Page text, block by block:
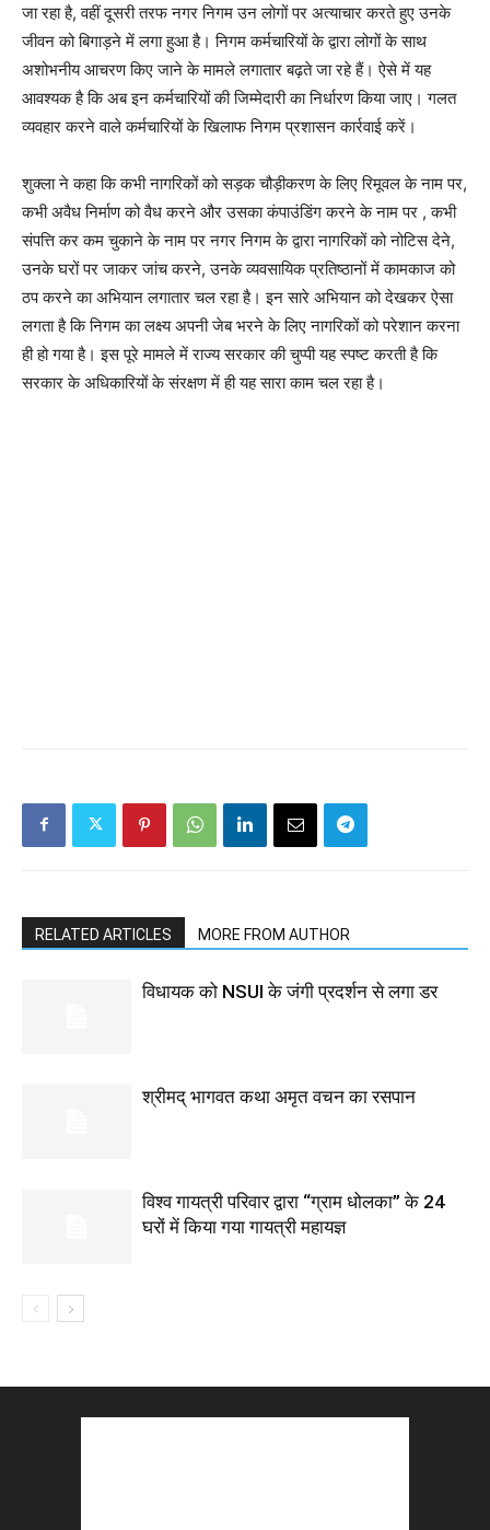
जा रहा है, वहीं दूसरी तरफ नगर निगम उन लोगों पर अत्याचार करते हुए उनके
जीवन को बिगाड़ने में लगा हुआ है। निगम कर्मचारियों के द्वारा लोगों के साथ
अशोभनीय आचरण किए जाने के मामले लगातार बढ़ते जा रहे हैं। ऐसे में यह
आवश्यक है कि अब इन कर्मचारियों की जिम्मेदारी का निर्धारण किया जाए। गलत
व्यवहार करने वाले कर्मचारियों के खिलाफ निगम प्रशासन कार्रवाई करें।
शुक्ला ने कहा कि कभी नागरिकों को सड़क चौड़ीकरण के लिए रिमूवल के नाम पर,
कभी अवैध निर्माण को वैध करने और उसका कंपाउंडिंग करने के नाम पर , कभी
संपत्ति कर कम चुकाने के नाम पर नगर निगम के द्वारा नागरिकों को नोटिस देने,
उनके घरों पर जाकर जांच करने, उनके व्यवसायिक प्रतिष्ठानों में कामकाज को
ठप करने का अभियान लगातार चल रहा है। इन सारे अभियान को देखकर ऐसा
लगता है कि निगम का लक्ष्य अपनी जेब भरने के लिए नागरिकों को परेशान करना
ही हो गया है। इस पूरे मामले में राज्य सरकार की चुप्पी यह स्पष्ट करती है कि
सरकार के अधिकारियों के संरक्षण में ही यह सारा काम चल रहा है।
RELATED ARTICLES MORE FROM AUTHOR
विधायक को NSUI के जंगी प्रदर्शन से लगा डर
श्रीमद् भागवत कथा अमृत वचन का रसपान
विश्व गायत्री परिवार द्वारा “ग्राम धोलका” के 24
घरों में किया गया गायत्री महायज्ञ